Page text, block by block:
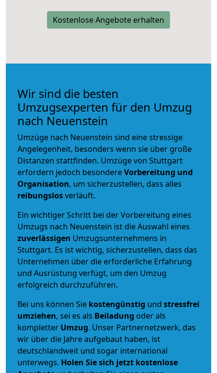
Kostenlose Angebote erhalten
Wir sind die besten
Umzugsexperten für den Umzug
nach Neuenstein
Umzüge nach Neuenstein sind eine stressige
Angelegenheit, besonders wenn sie über große
Distanzen stattfinden. Umzüge von Stuttgart
erfordern jedoch besondereVorbereitung und
Organisation, um sicherzustellen, dass alles
reibungslosverläuft.
Ein wichtiger Schritt bei der Vorbereitung eines
Umzugs nach Neuenstein ist die Auswahl eines
zuverlässigen Umzugsunternehmens in
Stuttgart. Es ist wichtig, sicherzustellen, dass das
Unternehmen über die erforderliche Erfahrung
und Ausrüstung verfügt, um den Umzug
erfolgreich durchzuführen.
Bei uns können Sie kostengünstig und stressfrei
umziehen, sei es als Beiladung oder als
kompletter Umzug. Unser Partnernetzwerk, das
wir über die Jahre aufgebaut haben, ist
deutschlandweit und sogar international
unterwegs. Holen Sie sich jetzt kostenlose